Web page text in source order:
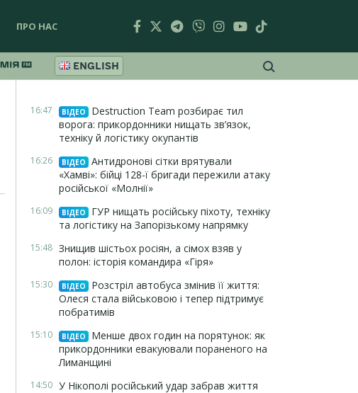
ПРО НАС
ENGLISH
16:47 ВІДЕО
Destruction Team розбирає тил
ворога: прикордонники нищать зв’язок,
техніку й логістику окупантів
16:26 ВІДЕО
Антидронові сітки врятували
«Хамві»: бійці 128-ї бригади пережили атаку
російської «Молнії»
16:09 ВІДЕО
ГУР нищать російську піхоту, техніку
та логістику на Запорізькому напрямку
15:48 Знищив шістьох росіян, а сімох взяв у
полон: історія командира «Гіря»
15:30 ВІДЕО
Розстріл автобуса змінив її життя:
Олеся стала військовою і тепер підтримує
побратимів
15:10 ВІДЕО
Менше двох годин на порятунок: як
прикордонники евакуювали пораненого на
Лиманщині
14:50 У Нікополі російський удар забрав життя